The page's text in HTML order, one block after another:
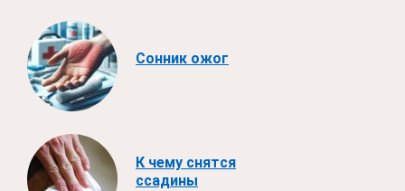
Сонник ожог
К чему снятся
ссадины